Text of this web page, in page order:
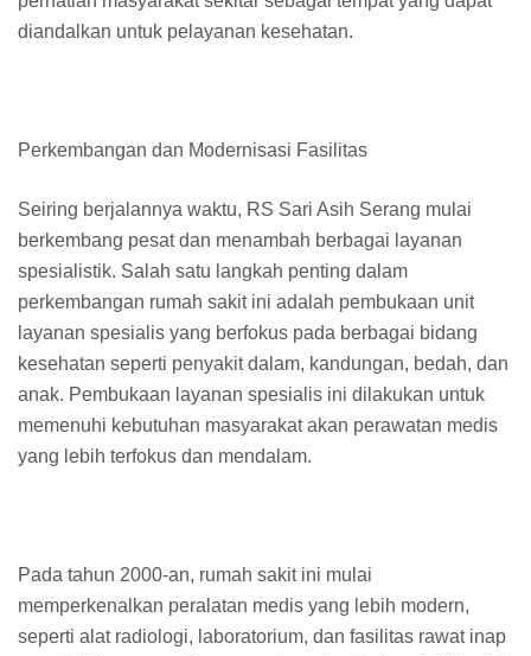
diandalkan untuk pelayanan kesehatan.
Perkembangan dan Modernisasi Fasilitas
Seiring berjalannya waktu, RS Sari Asih Serang mulai
berkembang pesat dan menambah berbagai layanan
spesialistik. Salah satu langkah penting dalam
perkembangan rumah sakit ini adalah pembukaan unit
layanan spesialis yang berfokus pada berbagai bidang
kesehatan seperti penyakit dalam, kandungan, bedah, dan
anak. Pembukaan layanan spesialis ini dilakukan untuk
memenuhi kebutuhan masyarakat akan perawatan medis
yang lebih terfokus dan mendalam.
Pada tahun 2000-an, rumah sakit ini mulai
memperkenalkan peralatan medis yang lebih modern,
seperti alat radiologi, laboratorium, dan fasilitas rawat inap